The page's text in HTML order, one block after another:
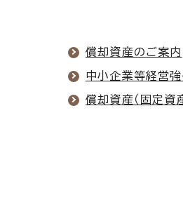
償却資産のご案内
中小企業等経営
償却資産（固定資